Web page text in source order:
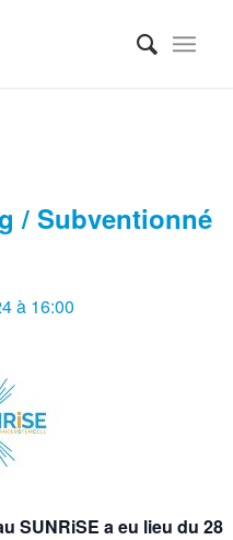
/ Subventionné
à 16:00
SUNRiSE a eu lieu du 28